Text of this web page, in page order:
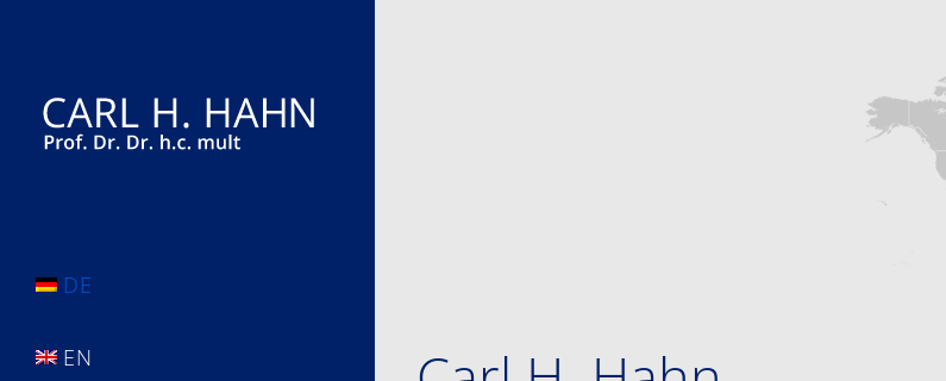
springen
DE
EN